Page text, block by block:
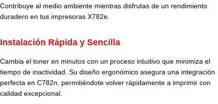
Contribuye al medio ambiente mientras disfrutas de un rendimiento
duradero en tus impresoras X782e.
Instalación Rápida y Sencilla
Cambia el toner en minutos con un proceso intuitivo que minimiza el
tiempo de inactividad. Su diseño ergonómico asegura una integración
perfecta en C782n, permitiéndote volver rápidamente a imprimir con
calidad excepcional.